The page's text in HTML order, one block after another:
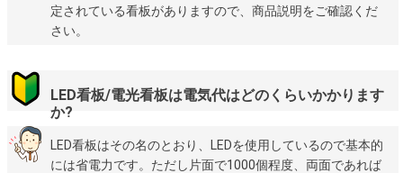
定されている看板がありますので、商品説明をご確認くだ
さい。
LED看板/電光看板は電気代はどのくらいかかります
か?
LED看板はその名のとおり、LEDを使用しているので基本的
には省電力です。ただし片面で1000個程度、両面であれば